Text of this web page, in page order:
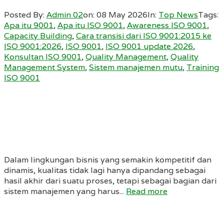
Posted By:Admin 02on:08 May 2026In: Top NewsTags:
Apa itu 9001,Apa itu ISO 9001,Awareness ISO 9001,
Capacity Building,Cara transisi dari ISO 9001:2015 ke
ISO 9001:2026, ISO 9001, ISO 9001 update 2026,
Konsultan ISO 9001,Quality Management,Quality
Management System,Sistem manajemen mutu, Training
ISO 9001
Dalam lingkungan bisnis yang semakin kompetitif dan
dinamis, kualitas tidak lagi hanya dipandang sebagai
hasil akhir dari suatu proses, tetapi sebagai bagian dari
sistem manajemen yang harus... Read more